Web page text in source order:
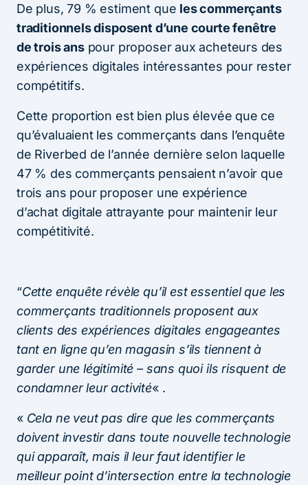
De plus, 79 % estiment que les commerçants
traditionnels disposent d’une courte fenêtre
de trois anspour proposer aux acheteurs des
expériences digitales intéressantes pour rester
compétitifs.
Cette proportion est bien plus élevée que ce
qu’évaluaient les commerçants dans l’enquête
de Riverbed de l’année dernière selon laquelle
47 % des commerçants pensaient n’avoir que
trois ans pour proposer une expérience
d’achat digitale attrayante pour maintenir leur
compétitivité.
“Cette enquête révèle qu’il est essentiel que les
commerçants traditionnels proposent aux
clients des expériences digitales engageantes
tant en ligne qu’en magasin s’ils tiennent à
garder une légitimité – sans quoi ils risquent de
condamner leur activité« .
« Cela ne veut pas dire que les commerçants
doivent investir dans toute nouvelle technologie
qui apparaît, mais il leur faut identifier le
meilleur point d’intersection entre la technologie